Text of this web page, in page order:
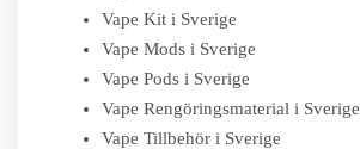
Vape Kit i Sverige
Vape Mods i Sverige
Vape Pods i Sverige
Vape Rengöringsmaterial i Sverige
Vape Tillbehör i Sverige